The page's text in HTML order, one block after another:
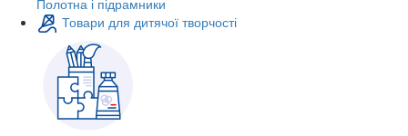
Товари для дитячої творчості